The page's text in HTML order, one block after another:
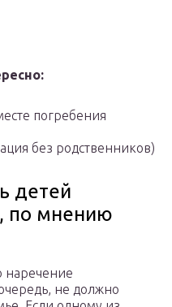
погребения
без родственников)
детей
по мнению
наречение
не должно